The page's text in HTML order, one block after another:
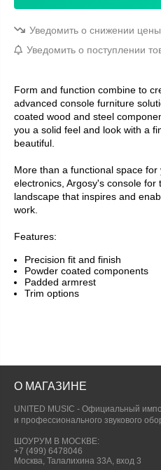
Уведомить о снижении цены
Уведомить о поступлении
Form and function combine to
advanced console furniture
coated wood and steel
you a solid feel and look with a
beautiful.
More than a functional space
electronics, Argosy's console
landscape that inspires and
work.
Features:
Precision fit and finish
Powder coated components
Padded armrest
Trim options
О МАГАЗИНЕ
UNITED MUSIC - Официальный
и профессионального звукового
ШОУРУМ В МОСКВЕ:
+7 (499) 6478046
Москва, Талалихина 33А, вход 3